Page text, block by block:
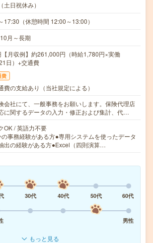
土日祝休み）
（休憩時間 12:00～13:00）
月～長期
【月収例】約261,000円（時給1,780円×実働
日）+交通費
費
費の支給あり（当社規定による）
会社にて、一般事務をお願いします。保険代理店
に関するデータの入力・修正および集計、代…
OK / 英語力不要
事務経験がある方●専用システムを使ったデータ
出の経験がある方●Excel（四則演算…
30代 40代 50代
60代
男性
もっと見る